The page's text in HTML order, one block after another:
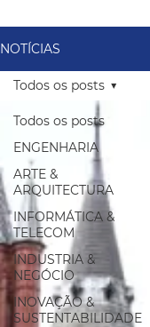
NOTÍCIAS
Todos os posts
ENGENHARIA
ARTE &
ARQUITECTURA
INFORMÁTICA &
TELECOM
INDUSTRIA &
NEGÓCIO
INOVAÇÃO &
SUSTENTABILIDADE
Todos os posts